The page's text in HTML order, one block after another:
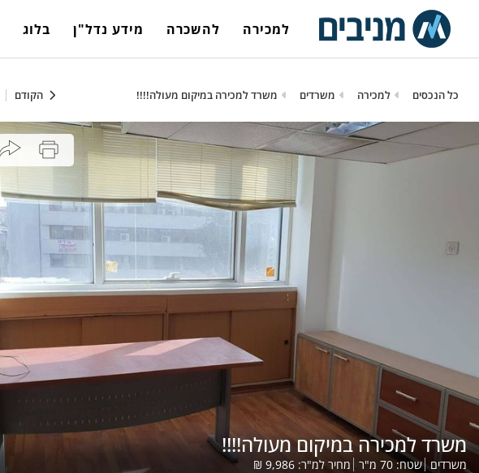
למכירה להשכרה מידע נדל"ן בלוג
כל הנכסים למכירה משרדים משרד למכירה במיקום מעולה!!!! הקודם
משרד למכירה במיקום מעולה!!!!
משרדים שטח: 70 מ"ר מחיר למ"ר: 9,986
₪